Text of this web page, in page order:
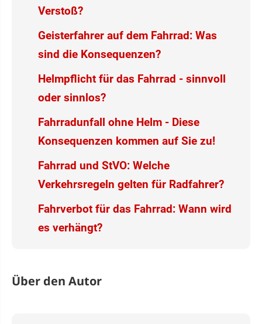
Verstoß?
Geisterfahrer auf dem Fahrrad: Was
sind die Konsequenzen?
Helmpflicht für das Fahrrad - sinnvoll
oder sinnlos?
Fahrradunfall ohne Helm - Diese
Konsequenzen kommen auf Sie zu!
Fahrrad und StVO: Welche
Verkehrsregeln gelten für Radfahrer?
Fahrverbot für das Fahrrad: Wann wird
es verhängt?
Über den Autor